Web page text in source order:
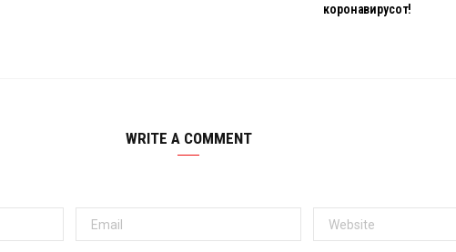
коронавирусот!
WRITE A COMMENT